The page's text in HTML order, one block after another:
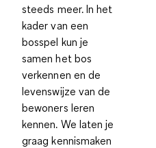
steeds meer. In het
kader van een
bosspel kun je
samen het bos
verkennen en de
levenswijze van de
bewoners leren
kennen. We laten je
graag kennismaken